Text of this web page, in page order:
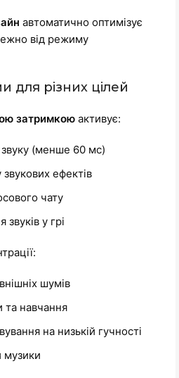
автоматично оптимізує
від режиму
для різних цілей
затримкою активує:
звуку (менше 60 мс)
ефектів
чату
у грі
шумів
та навчання
на низькій гучності